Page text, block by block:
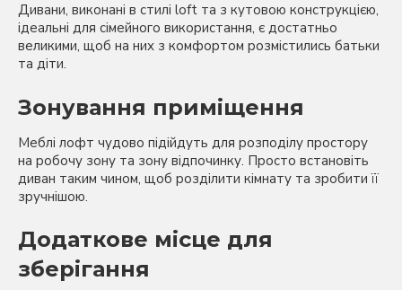
Дивани, виконані в стилі loft та з кутовою конструкцією,
ідеальні для сімейного використання, є достатньо
великими, щоб на них з комфортом розмістились батьки
та діти.
Зонування приміщення
Меблі лофт чудово підійдуть для розподілу простору
на робочу зону та зону відпочинку. Просто встановіть
диван таким чином, щоб розділити кімнату та зробити її
зручнішою.
Додаткове місце для
зберігання